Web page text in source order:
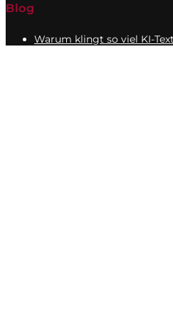
Blog
Warum klingt so viel KI-